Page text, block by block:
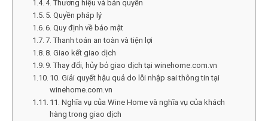
4. Thương hiệu và bản quyền
5. Quyền pháp lý
6. Quy định về bảo mật
7. Thanh toán an toàn và tiện lợi
8. Giao kết giao dịch
9. Thay đổi, hủy bỏ giao dịch tại winehome.com.vn
10. Giải quyết hậu quả do lỗi nhập sai thông tin tại
winehome.com.vn
11. Nghĩa vụ của Wine Home và nghĩa vụ của khách
hàng trong giao dịch